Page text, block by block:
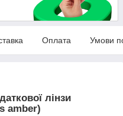
Оплата Умови
лінзи
amber)